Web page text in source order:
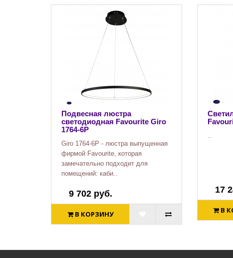
Подвесная люстра
светодиодная Favourite Giro
1764-6P
Giro 1764-6P - люстра выпущенная
фирмой Favourite, которая
замечательно подходит для
помещений: каби..
9 702 руб.
В КОРЗИНУ
..
17
В